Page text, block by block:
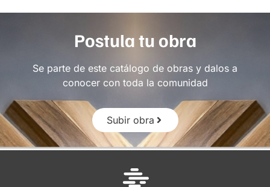
Postula tu obra
Se parte de este catálogo de obras y dalos a
conocer con toda la comunidad
Subir obra